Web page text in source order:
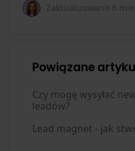
Zaktualizowano 6
Powiązane
Czy mogę wysyłać
leadów?
Lead magnet - jak